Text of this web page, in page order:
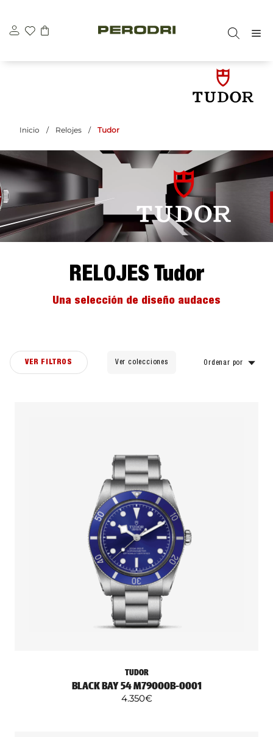
contenido
Inicio / Relojes / Tudor
RELOJES Tudor
Una selección de diseño audaces
VER FILTROS Ver colecciones Ordenar por
TUDOR
BLACK BAY 54 M79000B-0001
4.350€